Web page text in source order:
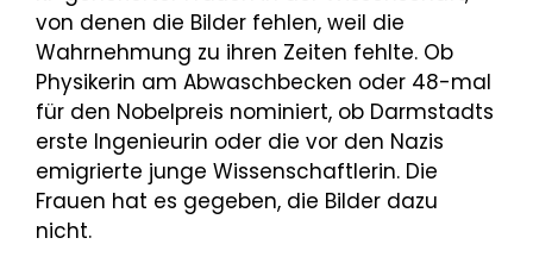
von denen die Bilder fehlen, weil die
Wahrnehmung zu ihren Zeiten fehlte. Ob
Physikerin am Abwaschbecken oder 48-mal
für den Nobelpreis nominiert, ob Darmstadts
erste Ingenieurin oder die vor den Nazis
emigrierte junge Wissenschaftlerin. Die
Frauen hat es gegeben, die Bilder dazu
nicht.